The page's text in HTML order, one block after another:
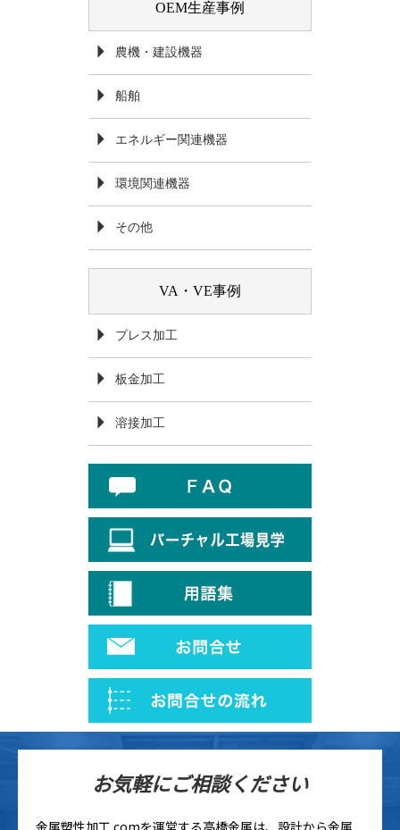
OEM生産事例
農機・建設機器
船舶
エネルギー関連機器
環境関連機器
その他
VA・VE事例
プレス加工
板金加工
溶接加工
お気軽にご相談ください